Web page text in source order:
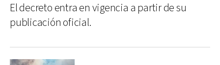
El decreto entra en vigencia a partir de su
publicación oficial.